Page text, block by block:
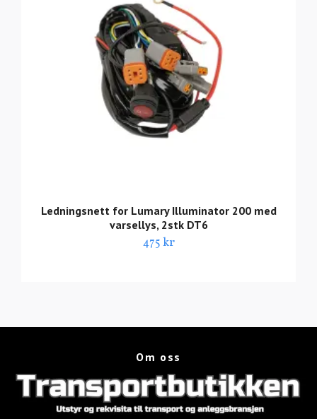
Ledningsnett for Lumary Illuminator 200 med
varsellys, 2stk DT6
475 kr
Om oss